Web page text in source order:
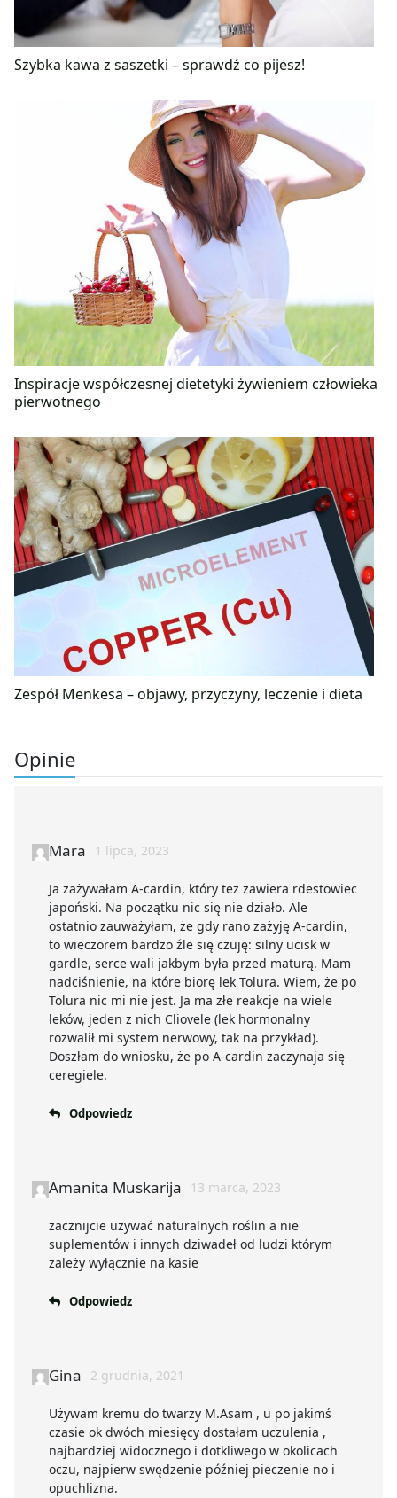
Szybka kawa z saszetki – sprawdź co pijesz!
Inspiracje współczesnej dietetyki żywieniem człowieka
pierwotnego
Zespół Menkesa – objawy, przyczyny, leczenie i dieta
Opinie
Mara 1 lipca, 2023
Ja zażywałam A-cardin, który tez zawiera rdestowiec
japoński. Na początku nic się nie działo. Ale
ostatnio zauważyłam, że gdy rano zażyję A-cardin,
to wieczorem bardzo źle się czuję: silny ucisk w
gardle, serce wali jakbym była przed maturą. Mam
nadciśnienie, na które biorę lek Tolura. Wiem, że po
Tolura nic mi nie jest. Ja ma złe reakcje na wiele
leków, jeden z nich Cliovele (lek hormonalny
rozwalił mi system nerwowy, tak na przykład).
Doszłam do wniosku, że po A-cardin zaczynaja się
ceregiele.
Odpowiedz
Amanita Muskarija 13 marca, 2023
zacznijcie używać naturalnych roślin a nie
suplementów i innych dziwadeł od ludzi którym
zależy wyłącznie na kasie
Odpowiedz
Gina 2 grudnia, 2021
Używam kremu do twarzy M.Asam , u po jakimś
czasie ok dwóch miesięcy dostałam uczulenia ,
najbardziej widocznego i dotkliwego w okolicach
oczu, najpierw swędzenie później pieczenie no i
opuchlizna.